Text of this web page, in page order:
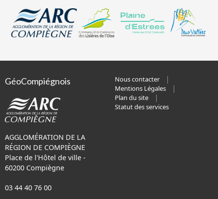
GéoCompiégnois
AGGLOMÉRATION DE LA
RÉGION DE COMPIÈGNE
Place de l'Hôtel de ville -
60200 Compiègne
03 44 40 76 00
Nous contacter
Mentions Légales
Plan du site
Statut des services